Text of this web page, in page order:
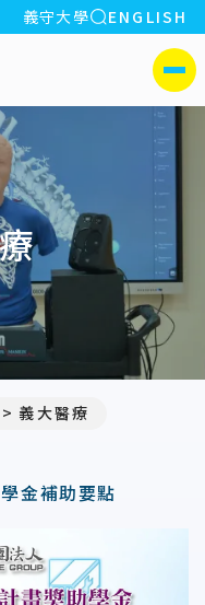
:::
義守大學 全站搜索
ENGLISH
側選單
義大醫療
金補助要點